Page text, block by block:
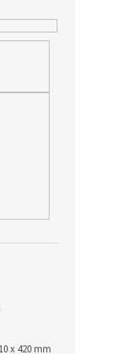
x 420 mm